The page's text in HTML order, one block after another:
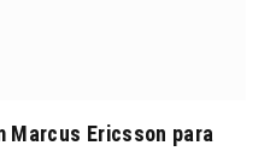
Marcus Ericsson para